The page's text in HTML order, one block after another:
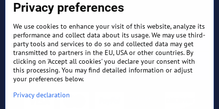
TERMS AND CONDITIONS
RETURN AND REFUND
POLICY
FREQUENTLY ASKED
QUESTIONS
EXPORT FINANCE & LETTER
OF CREDIT
Privacy preferences
We use cookies to enhance your visit of this website, analyze its
performance and collect data about its usage. We may use third-
party tools and services to do so and collected data may get
transmitted to partners in the EU, USA or other countries. By
clicking on 'Accept all cookies' you declare your consent with
this processing. You may find detailed information or adjust
your preferences below.
Privacy declaration